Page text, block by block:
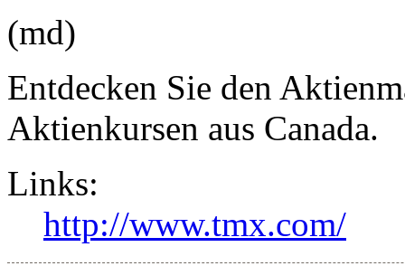
(md)
Entdecken Sie den
Aktienkursen aus Canada.
Links:
http://www.tmx.com/